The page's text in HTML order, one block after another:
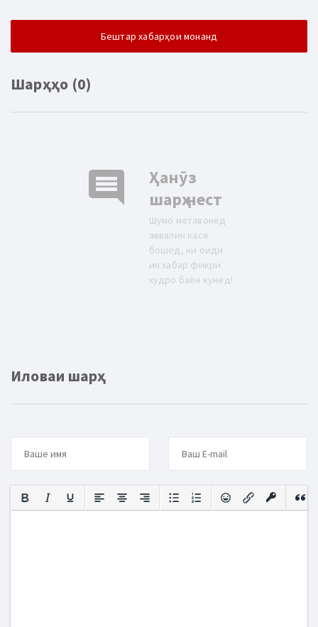
Бештар хабарҳои монанд
Шарҳҳо (0)
comment
Ҳанӯз
шарҳ нест
Шумо метавонед
аввалин касе
бошед, ки оиди
ин хабар фикри
худро баён кунед!
Иловаи шарҳ